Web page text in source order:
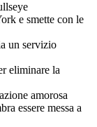
e smette con le
un servizio
eliminare la
amorosa
essere messa a